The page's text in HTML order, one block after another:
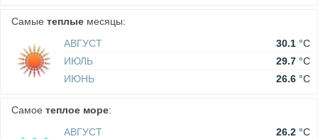
Самые теплые месяцы:
АВГУСТ
30.1 °C
ИЮЛЬ
29.7 °C
ИЮНЬ
26.6 °C
Самое теплое море:
АВГУСТ
26.2 °C